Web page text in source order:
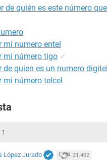
de quién es este número
mi numero entel
mi número tigo ✓
de quien es un numero digitel
mi número telcel
López Jurado 21.402